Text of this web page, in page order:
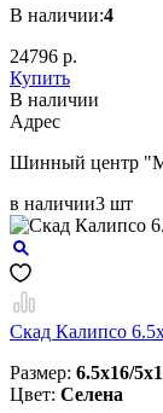
В наличии:4
24796 р.
Купить
В наличии
Aдрес
Шинный центр
в наличии3 шт
Скад Калипсо
Размер: 6.5x16/
Цвет: Селена